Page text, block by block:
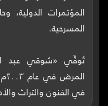
المؤتمرات الدولية،
تُوفِّي «شوقي عبد
في الفنون والتراث